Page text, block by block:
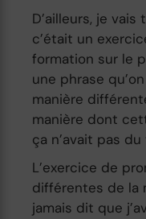
D’ailleurs, je
c’était un
formation sur le
une phrase
manière
manière dont
ça n’avait pas
L’exercice de
différentes de la
jamais dit que